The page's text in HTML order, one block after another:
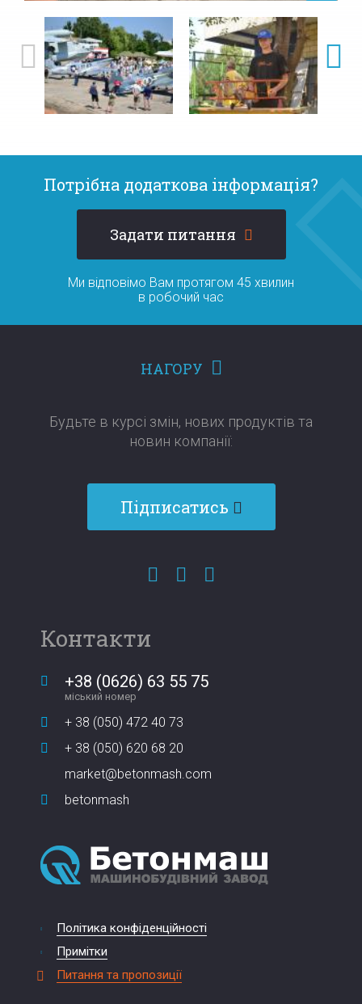
Потрібна додаткова інформація?
Задати питання
Ми відповімо Вам протягом 45 хвилин
в робочий час
Політика конфіденційності
Примітки
Питання та пропозиції
НАГОРУ
Будьте в курсі змін, нових продуктів та
новин компанії:​​​​​​​
Підписатись
Контакти
+38 (0626) 63 55 75
міський номер
+ 38 (050) 472 40 73
+ 38 (050) 620 68 20
market@betonmash.com
betonmash